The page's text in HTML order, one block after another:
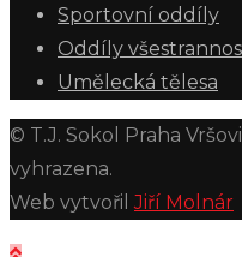
Sportovní oddíly
Oddíly
Umělecká tělesa
© T.J. Sokol Praha
vyhrazena.
Web vytvořilJiří Molnár